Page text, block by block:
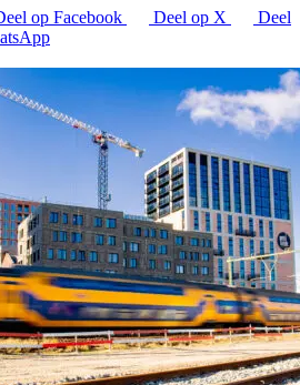
op Facebook Deel op X
Deel